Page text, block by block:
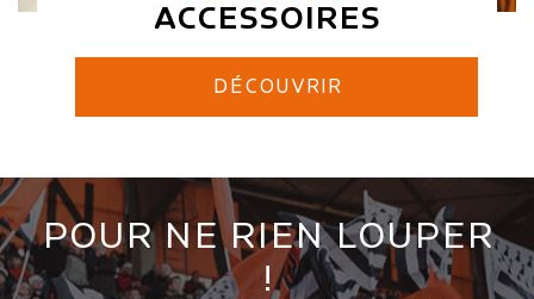
ACCESSOIRES
DÉCOUVRIR
POUR NE RIEN LOUPER
!